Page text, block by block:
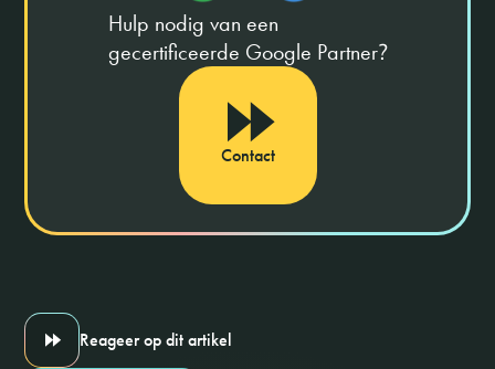
Hulp nodig van een
gecertificeerde Google Partner?
Contact
Reageer op dit artikel